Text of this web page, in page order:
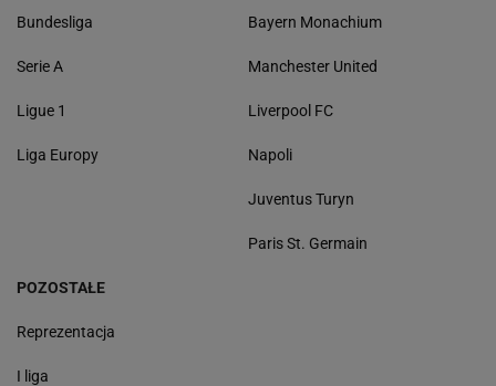
Bundesliga
Serie A
Ligue 1
Liga Europy
Bayern Monachium
Manchester United
Liverpool FC
Napoli
Juventus Turyn
Paris St. Germain
POZOSTAŁE
Reprezentacja
I liga